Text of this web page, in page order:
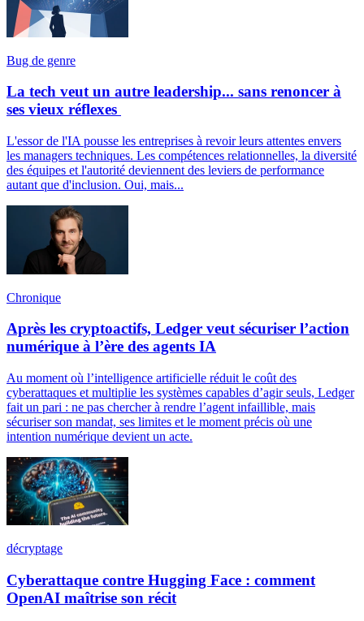
Bug de genre
La tech veut un autre leadership... sans renoncer à
ses vieux réflexes
L'essor de l'IA pousse les entreprises à revoir leurs attentes envers
les managers techniques. Les compétences relationnelles, la diversité
des équipes et l'autorité deviennent des leviers de performance
autant que d'inclusion. Oui, mais...
Chronique
Après les cryptoactifs, Ledger veut sécuriser l’action
numérique à l’ère des agents IA
Au moment où l’intelligence artificielle réduit le coût des
cyberattaques et multiplie les systèmes capables d’agir seuls, Ledger
fait un pari : ne pas chercher à rendre l’agent infaillible, mais
sécuriser son mandat, ses limites et le moment précis où une
intention numérique devient un acte.
décryptage
Cyberattaque contre Hugging Face : comment
OpenAI maîtrise son récit